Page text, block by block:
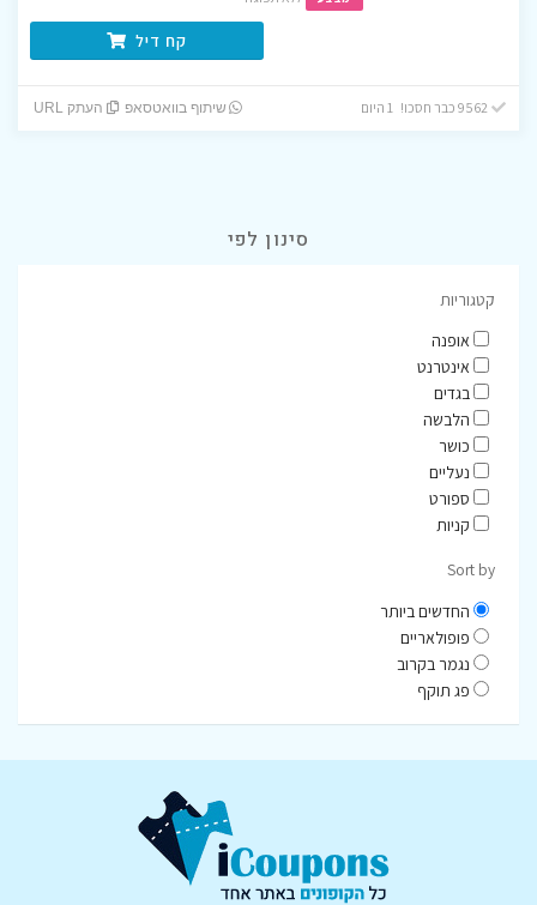
קח דיל
שיתוף בוואטסאפ העתק URL
סינון לפי
קטגוריות
אופנה
אינטרנט
בגדים
הלבשה
כושר
נעליים
ספורט
קניות
Sort by
החדשים ביותר
פופולאריים
נגמר בקרוב
פג תוקף